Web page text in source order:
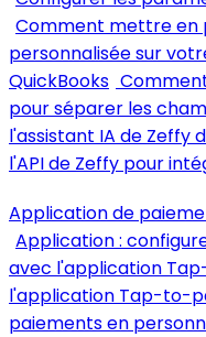
Comment mettre en
personnalisée sur
QuickBooks
pour séparer les
l'assistant IA de Zeffy
l'API de Zeffy pour
Application de
Application :
avec l'application
l'application Tap-to-
paiements en